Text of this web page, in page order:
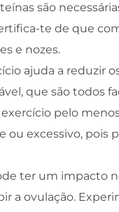
são
te de que
e nozes.
ajuda a reduzir
que são todos
pelo
ou excessivo, pois
ter um impacto
a ovulação.